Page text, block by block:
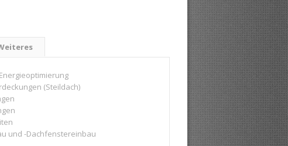
(Steildach)
und -Dachfenstereinbau